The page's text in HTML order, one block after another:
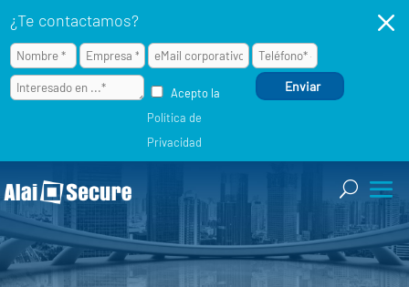
¿Te contactamos?
Acepto la
Política de
Privacidad
M